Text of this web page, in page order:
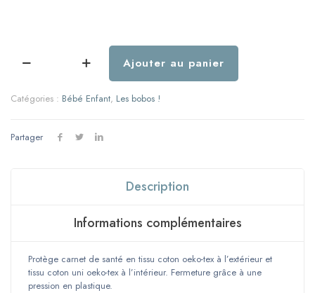
quantité
Protège
carnet
santé
Ajouter au panier
Catégories : Bébé Enfant, Les bobos !
Partager
Description
Informations complémentaires
Protège carnet de santé en tissu coton oeko-tex à l’extérieur et
tissu coton uni oeko-tex à l’intérieur. Fermeture grâce à une
pression en plastique.